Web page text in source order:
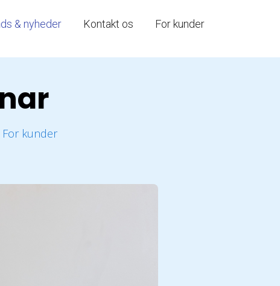
& nyheder Kontakt os For kunder
For kunder